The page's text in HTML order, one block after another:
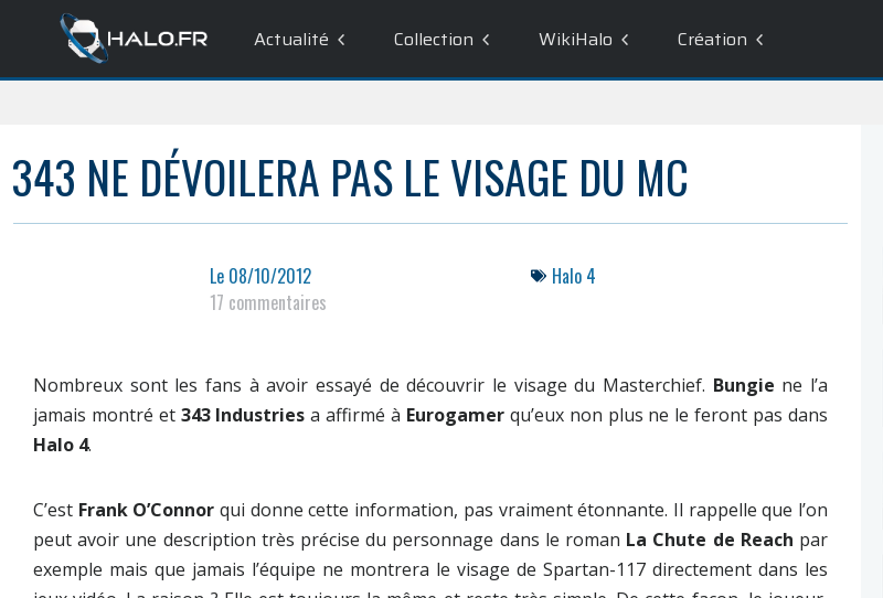
Actualité Collection WikiHalo Création
343 NE DÉVOILERA PAS LE VISAGE DU MC
Le 08/10/2012
17 commentaires
Halo 4
Nombreux sont les fans à avoir essayé de découvrir le visage du Masterchief. Bungie ne l’a
jamais montré et 343 Industries a affirmé à Eurogamer qu’eux non plus ne le feront pas dans
Halo 4.
C’est Frank O’Connor qui donne cette information, pas vraiment étonnante. Il rappelle que l’on
peut avoir une description très précise du personnage dans le roman La Chute de Reach par
exemple mais que jamais l’équipe ne montrera le visage de Spartan-117 directement dans les